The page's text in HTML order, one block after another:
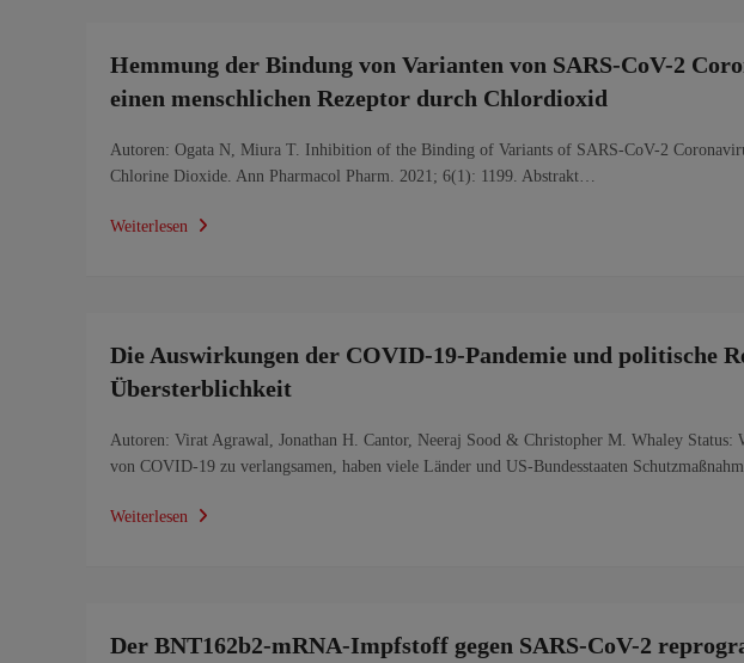
Hemmung der Bindung von Varianten von SARS-CoV-2
einen menschlichen Rezeptor durch Chlordioxid
Autoren: Ogata N, Miura T. Inhibition of the Binding of Variants of SARS-CoV-2
Chlorine Dioxide. Ann Pharmacol Pharm. 2021; 6(1): 1199. Abstrakt…
Weiterlesen
Die Auswirkungen der COVID-19-Pandemie und politische
Übersterblichkeit
Autoren: Virat Agrawal, Jonathan H. Cantor, Neeraj Sood & Christopher M. Whaley Status:
von COVID-19 zu verlangsamen, haben viele Länder und US-Bundesstaaten
Weiterlesen
Der BNT162b2-mRNA-Impfstoff gegen SARS-CoV-2